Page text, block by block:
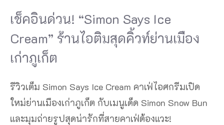
เช็คอินด่วน! “Simon Says Ice
Cream” ร้านไอติมสุดคิ้วท์ย่านเมือง
เก่าภูเก็ต
รีวิวเต็ม Simon Says Ice Cream คาเฟ่ไอศกรีมเปิด
ใหม่ย่านเมืองเก่าภูเก็ต กับเมนูเด็ด Simon Snow Bun
และมุมถ่ายรูปสุดน่ารักที่สายคาเฟ่ต้องแวะ!